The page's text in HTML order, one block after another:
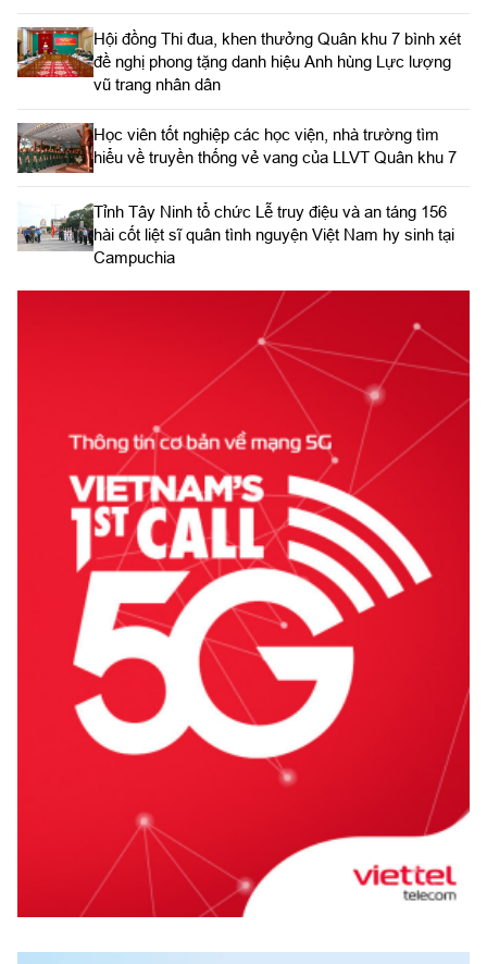
Hội đồng Thi đua, khen thưởng Quân khu 7 bình xét
đề nghị phong tặng danh hiệu Anh hùng Lực lượng
vũ trang nhân dân
Học viên tốt nghiệp các học viện, nhà trường tìm
hiểu về truyền thống vẻ vang của LLVT Quân khu 7
​Tỉnh Tây Ninh tổ chức Lễ truy điệu và an táng 156
hài cốt liệt sĩ quân tình nguyện Việt Nam hy sinh tại
Campuchia